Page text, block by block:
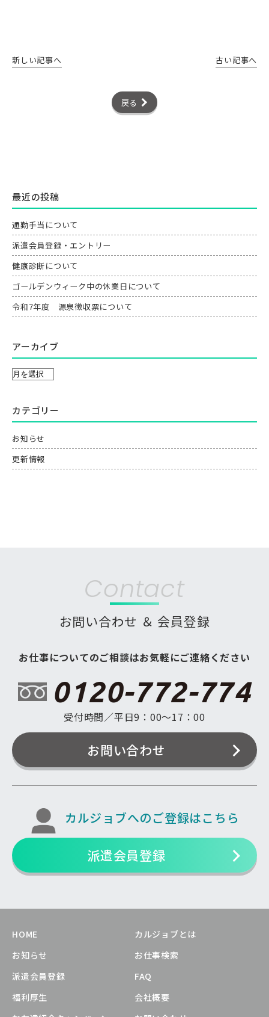
新しい記事へ 古い記事へ
戻る
最近の投稿
通勤手当について
派遣会員登録・エントリー
健康診断について
ゴールデンウィーク中の休業日について
令和7年度 源泉徴収票について
アーカイブ
カテゴリー
お知らせ
更新情報
Contact
お問い合わせ ＆ 会員登録
お仕事についてのご相談はお気軽にご連絡ください
0120-772-774
受付時間／平日9：00〜17：00
お問い合わせ
カルジョブへのご登録はこちら
派遣会員登録
HOME
カルジョブとは
お知らせ
お仕事検索
派遣会員登録
FAQ
福利厚生
会社概要